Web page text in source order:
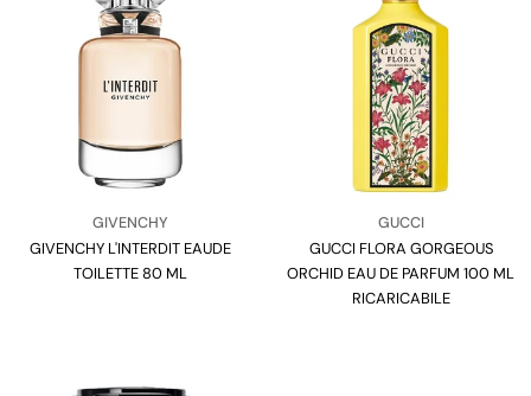
Venditore:
GIVENCHY
Tipo:
GIVENCHY L'INTERDIT EAUDE
TOILETTE 80 ML
Venditore:
GUCCI
Tipo:
GUCCI FLORA GORGEOUS
ORCHID EAU DE PARFUM 100 ML
RICARICABILE